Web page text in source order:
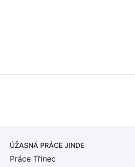
ÚŽASNÁ PRÁCE JINDE
Práce Třinec